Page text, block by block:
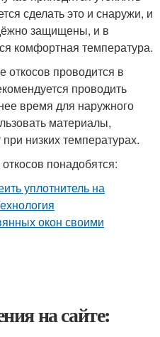
сделать это и снаружи, и
защищены, и в
комфортная температура.
откосов проводится в
проводить
время для наружного
материалы,
низких температурах.
понадобятся:
на сайте: